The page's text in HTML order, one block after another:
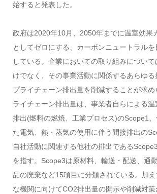
始すると発表した。
政府は2020年10月、2050年までに温室効果
としてゼロにする、カーボンニュートラル
している。企業においての取り組みについ
けでなく、その事業活動に関係するあらゆ
プライチェーン排出量を削減することが求
ライチェーン排出量は、事業者自らによる
排出(燃料の燃焼、工業プロセス)のScope1
た電気、熱・蒸気の使用に伴う間接排出の
自社活動に関連する他社の排出である
を指す。Scope3は原材料、輸送・配送、通
品の廃棄など15項目に分類されている。加
な機関に向けてCO2排出量の開示や削減対